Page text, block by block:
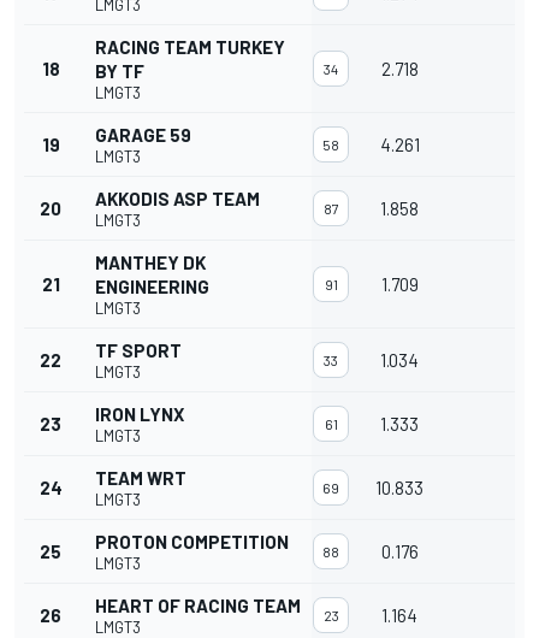
LMGT3
18
RACING TEAM TURKEY
BY TF
LMGT3
34 2.718
19 GARAGE 59
LMGT3
58 4.261
20 AKKODIS ASP TEAM
LMGT3
87 1.858
21
MANTHEY DK
ENGINEERING
LMGT3
91 1.709
22 TF SPORT
LMGT3
33 1.034
23 IRON LYNX
LMGT3
61 1.333
24 TEAM WRT
LMGT3
69 10.833
25 PROTON COMPETITION
LMGT3
88 0.176
26 HEART OF RACING TEAM
LMGT3
23 1.164